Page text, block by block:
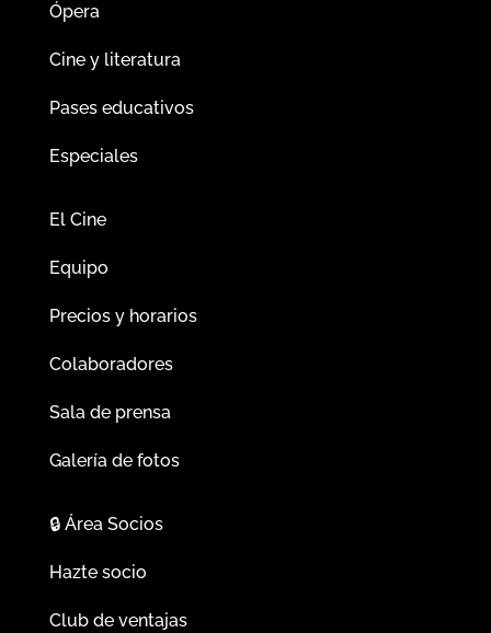
Ópera
Cine y literatura
Pases educativos
Especiales
El Cine
Equipo
Precios y horarios
Colaboradores
Sala de prensa
Galería de fotos
🔒Área Socios
Hazte socio
Club de ventajas